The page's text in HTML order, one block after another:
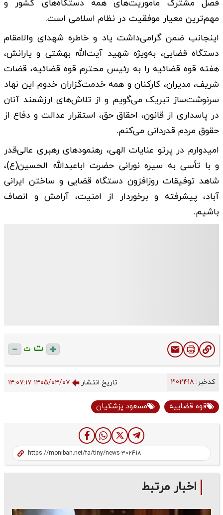
فصل مشترک مأموریت‌های همه دستگاه‌های کشور و
مهم‌ترین معیار موفقیت در نظام اسلامی است.
اینجانب ضمن گرامی‌داشت یاد و خاطره شهدای والامقام
دستگاه قضایی، به‌ویژه شهید آیت‌الله بهشتی و یارانش،
هفته قوه قضائیه را به رئیس محترم قوه قضائیه، قضات
شریف، مدیران، کارکنان و همه خدمت‌گزاران خدوم این نهاد
سرنوشت‌ساز تبریک می‌گویم و از تلاش‌های ارزشمند آنان
در پاسداری از قانون، احقاق حق، استقرار عدالت و دفاع از
حقوق مردم قدردانی می‌کنم.
امیدوارم در پرتو عنایات الهی، رهنمودهای رهبری عالی‌قدر
و با تأسی به سیره نورانی حضرت اباعبدالله الحسین(ع)،
شاهد توفیقات روزافزون دستگاه قضایی و ساختن ایرانی
آباد، پیشرفته و برخوردار از امنیت، آرامش و انصاف
باشیم.
ت ت
کدخبر: تاریخ انتشار ۱۴۰۵/۰۴/۰۷ ۱۴:۰۷:۱۷
قوه قضاییه مسعود پزشکیان
اخبار مرتبط